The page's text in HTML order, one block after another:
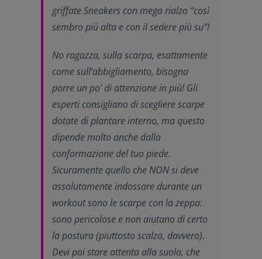
griffate Sneakers con mega rialzo “così
sembro più alta e con il sedere più su”!
No ragazza, sulla scarpa, esattamente
come sull’abbigliamento, bisogna
porre un po’ di attenzione in più! Gli
esperti consigliano di scegliere scarpe
dotate di plantare interno, ma questo
dipende molto anche dalla
conformazione del tuo piede.
Sicuramente quello che NON si deve
assolutamente indossare durante un
workout sono le scarpe con la zeppa:
sono pericolose e non aiutano di certo
la postura (piuttosto scalza, davvero).
Devi poi stare attenta alla suola, che